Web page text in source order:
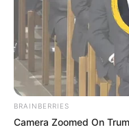
BRAINBERRIES
Camera Zoomed On